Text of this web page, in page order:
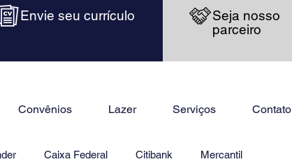
Envie seu currículo
Seja nosso
parceiro
Convênios Lazer Serviços Contato
Caixa Federal Citibank Mercantil